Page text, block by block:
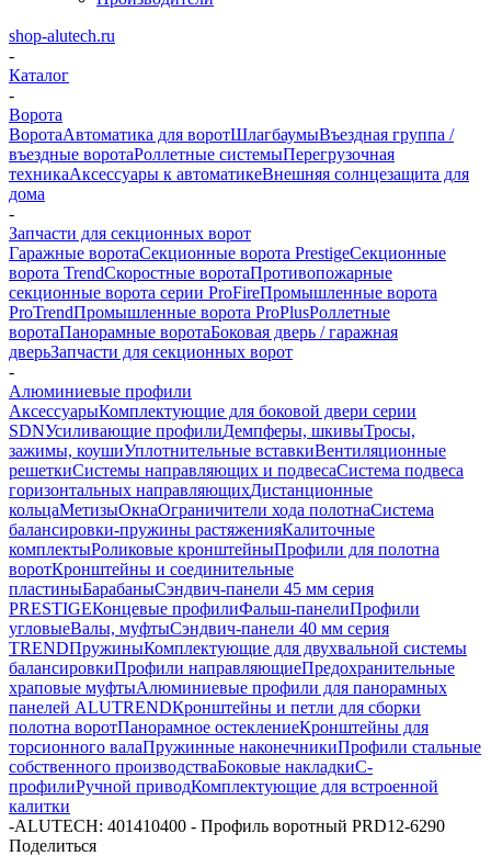
shop-alutech.ru
-
Каталог
-
Ворота
ВоротаАвтоматика для воротШлагбаумыВъездная группа /
въездные воротаРоллетные системыПерегрузочная
техникаАксессуары к автоматикеВнешняя солнцезащита для
дома
-
Запчасти для секционных ворот
Гаражные воротаСекционные ворота PrestigeСекционные
ворота TrendСкоростные воротаПротивопожарные
секционные ворота серии ProFireПромышленные ворота
ProTrendПромышленные ворота ProPlusРоллетные
воротаПанорамные воротаБоковая дверь / гаражная
дверьЗапчасти для секционных ворот
-
Алюминиевые профили
АксессуарыКомплектующие для боковой двери серии
SDNУсиливающие профилиДемпферы, шкивыТросы,
зажимы, коушиУплотнительные вставкиВентиляционные
решеткиСистемы направляющих и подвесаСистема подвеса
горизонтальных направляющихДистанционные
кольцаМетизыОкнаОграничители хода полотнаСистема
балансировки-пружины растяженияКалиточные
комплектыРоликовые кронштейныПрофили для полотна
воротКронштейны и соединительные
пластиныБарабаныСэндвич-панели 45 мм серия
PRESTIGEКонцевые профилиФальш-панелиПрофили
угловыеВалы, муфтыСэндвич-панели 40 мм серия
TRENDПружиныКомплектующие для двухвальной системы
балансировкиПрофили направляющиеПредохранительные
храповые муфтыАлюминиевые профили для панорамных
панелей ALUTRENDКронштейны и петли для сборки
полотна воротПанорамное остеклениеКронштейны для
торсионного валаПружинные наконечникиПрофили стальные
собственного производстваБоковые накладкиС-
профилиРучной приводКомплектующие для встроенной
калитки
-ALUTECH: 401410400 - Профиль воротный PRD12-6290
Поделиться